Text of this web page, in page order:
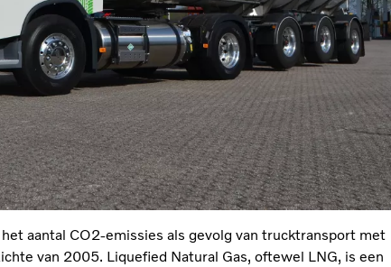
aantal CO2-emissies als gevolg van trucktransport met
van 2005. Liquefied Natural Gas, oftewel LNG, is een